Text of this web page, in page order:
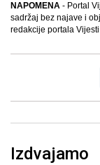
NAPOMENA - Portal
sadržaj bez najave i
redakcije portala
Izdvajamo